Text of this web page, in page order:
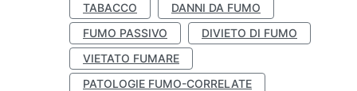
TABACCO
DANNI DA FUMO
FUMO PASSIVO
DIVIETO DI FUMO
VIETATO FUMARE
PATOLOGIE FUMO-CORRELATE